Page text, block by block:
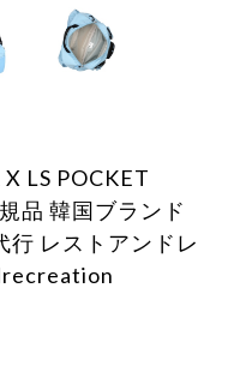
LS POCKET
品 韓国ブランド
行 レストアンドレ